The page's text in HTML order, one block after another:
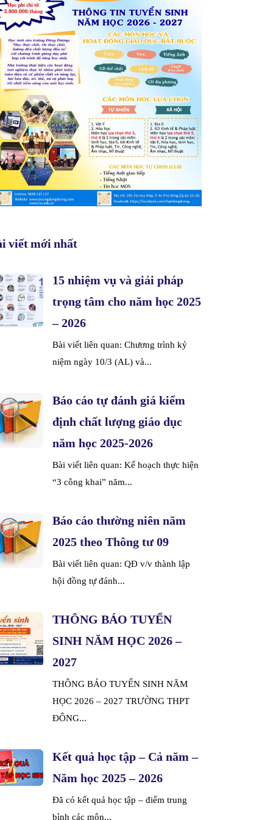
viết mới nhất
15 nhiệm vụ và giải pháp
trọng tâm cho năm học 2025
– 2026
Bài viết liên quan: Chương trình kỷ
niệm ngày 10/3 (AL) và...
Báo cáo tự đánh giá kiểm
định chất lượng giáo dục
năm học 2025-2026
Bài viết liên quan: Kế hoạch thực hiện
“3 công khai” năm...
Báo cáo thường niên năm
2025 theo Thông tư 09
Bài viết liên quan: QĐ v/v thành lập
hội đồng tự đánh...
THÔNG BÁO TUYỂN
SINH NĂM HỌC 2026 –
2027
THÔNG BÁO TUYỂN SINH NĂM
HỌC 2026 – 2027 TRƯỜNG THPT
ĐÔNG...
Kết quả học tập – Cả năm –
Năm học 2025 – 2026
Đã có kết quả học tập – điểm trung
bình các môn...